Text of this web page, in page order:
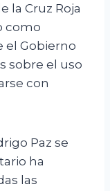
la Cruz Roja
como
el Gobierno
sobre el uso
con
Paz se
ha
las